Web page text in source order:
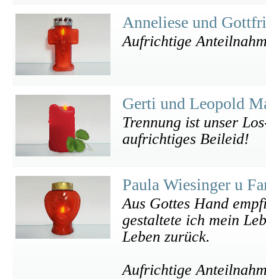
Anneliese und
Aufrichtige
Gerti und Leopold
Trennung ist unser
aufrichtiges Beileid!
Paula Wiesinger u
Aus Gottes Hand
gestaltete ich mein
Leben zurück.
Aufrichtige